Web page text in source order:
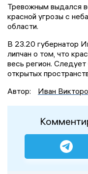
Тревожным выдался
красной угрозы с
области.
В 23.20 губернатор
липчан о том, что
весь регион. Следует
открытых
Автор:
Иван